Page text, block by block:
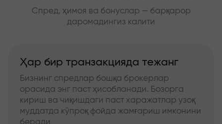
Спред, ҳимоя ва бонуслар — барқарор
даромадингиз калити
Ҳар бир транзакцияда тежанг
Бизнинг спредлар бошқа брокерлар
орасида энг паст ҳисобланади. Бозорга
кириш ва чиқишдаги паст харажатлар узоқ
муддатда кўпроқ фойда жамғариш имконини
беради